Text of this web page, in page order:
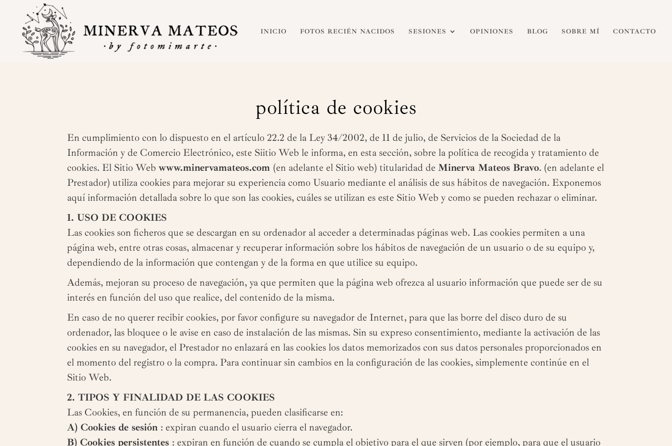
INICIO FOTOS RECIÉN NACIDOS SESIONES OPINIONES BLOG SOBRE MÍ CONTACTO
política de cookies
En cumplimiento con lo dispuesto en el artículo 22.2 de la Ley 34/2002, de 11 de julio, de Servicios de la Sociedad de la
Información y de Comercio Electrónico, este Siitio Web le informa, en esta sección, sobre la política de recogida y tratamiento de
cookies. El Sitio Webwww.minervamateos.com (en adelante el Sitio web) titularidad deMinerva Mateos Bravo. (en adelante el
Prestador) utiliza cookies para mejorar su experiencia como Usuario mediante el análisis de sus hábitos de navegación. Exponemos
aquí información detallada sobre lo que son las cookies, cuáles se utilizan es este Sitio Web y como se pueden rechazar o eliminar.
1. USO DE COOKIES
Las cookies son ficheros que se descargan en su ordenador al acceder a determinadas páginas web. Las cookies permiten a una
página web, entre otras cosas, almacenar y recuperar información sobre los hábitos de navegación de un usuario o de su equipo y,
dependiendo de la información que contengan y de la forma en que utilice su equipo.
Además, mejoran su proceso de navegación, ya que permiten que la página web ofrezca al usuario información que puede ser de su
interés en función del uso que realice, del contenido de la misma.
En caso de no querer recibir cookies, por favor configure su navegador de Internet, para que las borre del disco duro de su
ordenador, las bloquee o le avise en caso de instalación de las mismas. Sin su expreso consentimiento, mediante la activación de las
cookies en su navegador, el Prestador no enlazará en las cookies los datos memorizados con sus datos personales proporcionados en
el momento del registro o la compra. Para continuar sin cambios en la configuración de las cookies, simplemente continúe en el
Sitio Web.
2. TIPOS Y FINALIDAD DE LAS COOKIES
Las Cookies, en función de su permanencia, pueden clasificarse en:
A) Cookies de sesión : expiran cuando el usuario cierra el navegador.
B) Cookies persistentes : expiran en función de cuando se cumpla el objetivo para el que sirven (por ejemplo, para que el usuario